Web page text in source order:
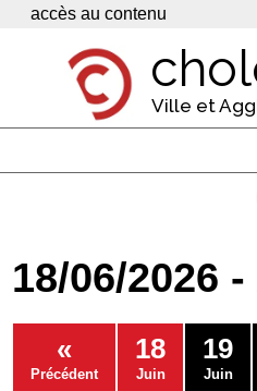
Panneau de gestion des cookies
accès au contenu
Ville et
Economie
Services
Contacts
18/06/2026
«
Précédent
18
Juin
19
Juin